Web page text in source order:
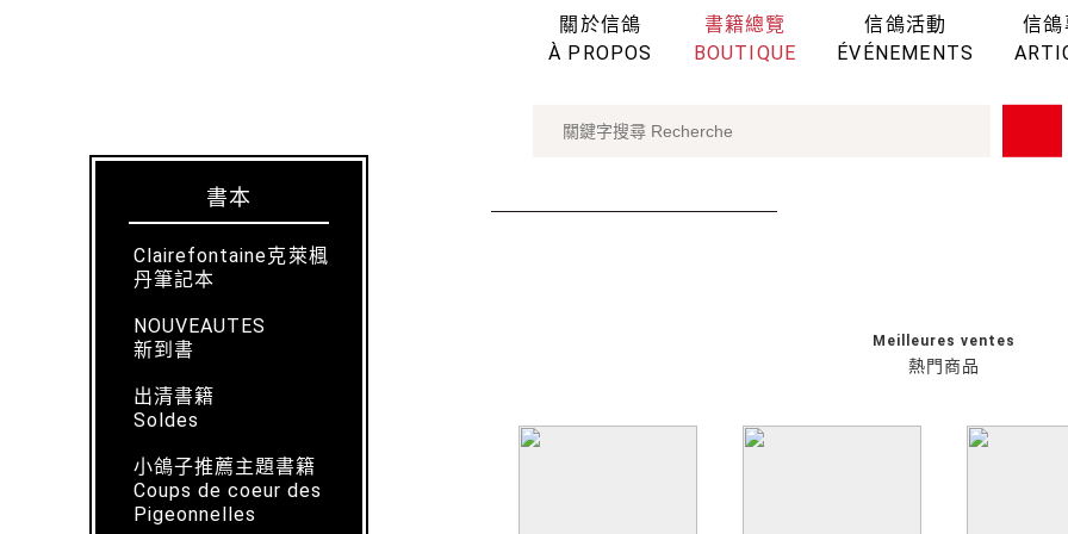
關於信鴿
À PROPOS
書籍總覽
BOUTIQUE
信鴿活動
ÉVÉNEMENTS
信鴿
書本
Clairefontaine克萊楓
丹筆記本
NOUVEAUTES
新到書
出清書籍
Soldes
小鴿子推薦主題書籍
Coups de coeur des
Pigeonnelles
熱門商品
Meilleures ventes